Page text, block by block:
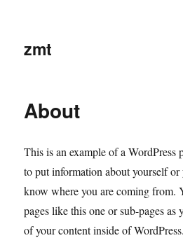
zmt
About
This is an example of a WordPress
to put information about yourself or
know where you are coming from.
pages like this one or sub-pages as
of your content inside of WordPress.